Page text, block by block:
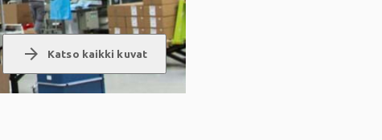
arrow_forward Katso kaikki kuvat